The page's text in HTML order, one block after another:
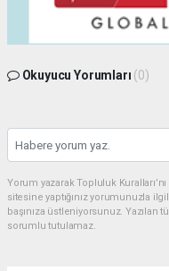
Okuyucu Yorumları (0)
Yorum yazarak Topluluk
sitesine yaptığınız yorumunuzla
başınıza üstleniyorsunuz.
sorumlu tutulamaz.